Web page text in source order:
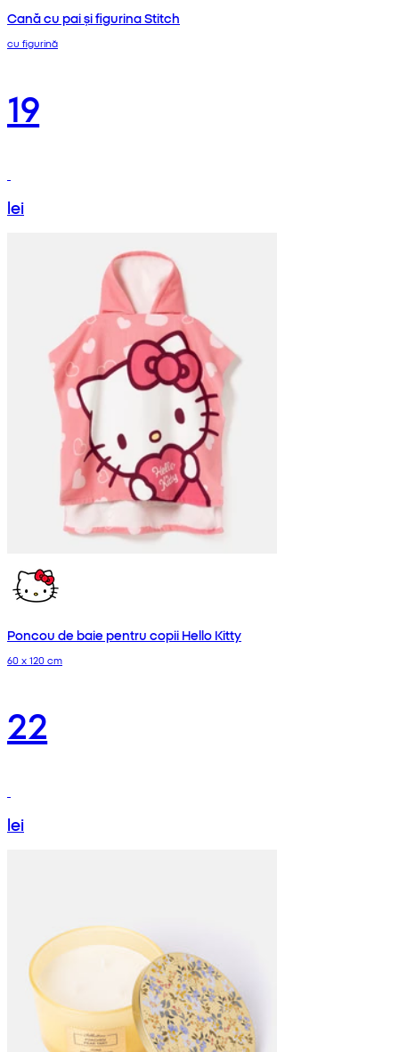
Cană cu pai și figurina Stitch
cu figurină
19
lei
Poncou de baie pentru copii Hello Kitty
60 x 120 cm
22
lei